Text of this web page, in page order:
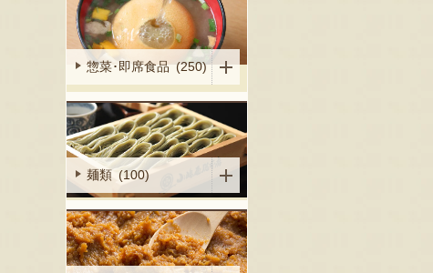
惣菜･即席食品 (250)
麺類 (100)